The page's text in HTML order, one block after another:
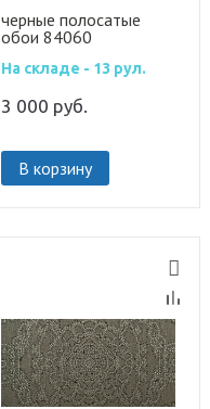
черные полосатые
обои 84060
На складе - 13 рул.
3 000 руб.
В корзину